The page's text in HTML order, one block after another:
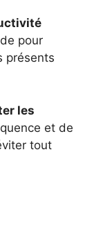
pour
présents
les
et de
tout